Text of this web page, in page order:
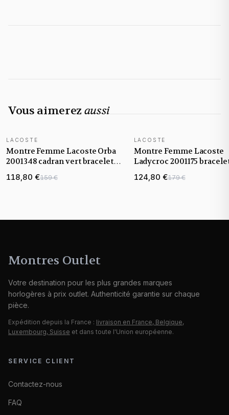
Vous aimerez aussi
NOUVEAUTÉ
LACOSTE
Montre Femme Lacoste Orba
2001348 cadran vert bracelet
maille milanaise
118,80 €159 €
LACOSTE
Montre Femme Lacoste
Ladycroc 2001175
acier doré
124,80 €179 €
Montres Outlet
Votre destination pour les plus grandes marques
horlogères à prix outlet. Authenticité garantie sur chaque
pièce.
Expédition depuis la France : livraison en France, Belgique,
Luxembourg, Suisse et dans toute l'Union européenne.
SERVICE CLIENT
Contactez-nous
FAQ